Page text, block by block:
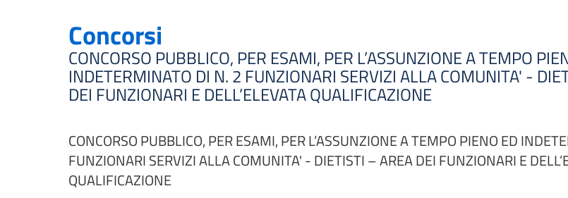
Concorsi
CONCORSO PUBBLICO, PER ESAMI, PER L’ASSUNZIONE A TEMPO
INDETERMINATO DI N. 2 FUNZIONARI SERVIZI ALLA COMUNITA' -
DEI FUNZIONARI E DELL’ELEVATA QUALIFICAZIONE
CONCORSO PUBBLICO, PER ESAMI, PER L’ASSUNZIONE A TEMPO PIENO ED
FUNZIONARI SERVIZI ALLA COMUNITA' - DIETISTI – AREA DEI FUNZIONARI E
QUALIFICAZIONE